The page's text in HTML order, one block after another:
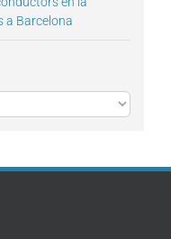
a Barcelona